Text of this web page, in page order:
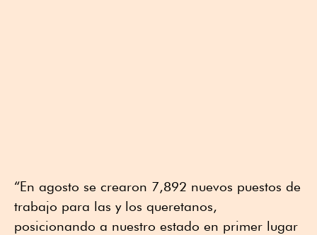
“En agosto se crearon 7,892 nuevos puestos de
trabajo para las y los queretanos,
posicionando a nuestro estado en primer lugar